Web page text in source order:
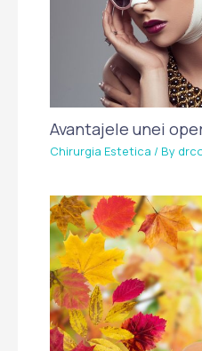
Avantajele unei
Chirurgia Estetica / By